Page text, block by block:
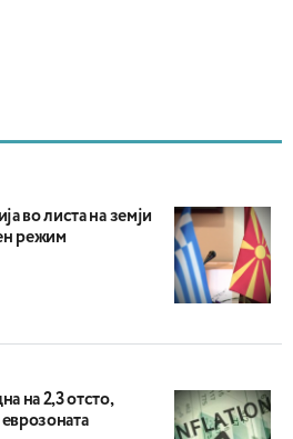
во листа на земји
режим
на 2,3 отсто,